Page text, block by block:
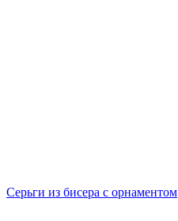
Серьги из бисера с орнаментом